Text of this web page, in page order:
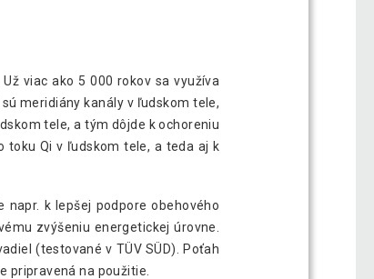
MOVIT 75 x 44 cm -
MOVIT 75 x 44 cm - zelená
viac ako 5 000 rokov sa využíva
meridiány kanály v ľudskom tele,
tele, a tým dôjde k ochoreniu
toku Qi v ľudskom tele, a teda aj k
k lepšej podpore obehového
zvýšeniu energetickej úrovne.
(testované v TÜV SÜD). Poťah
pripravená na použitie.